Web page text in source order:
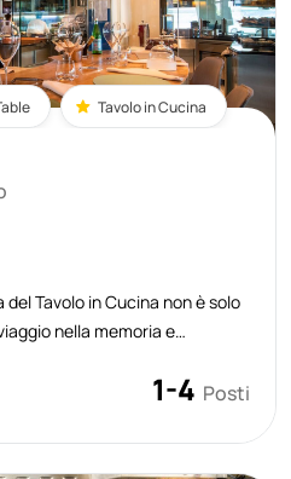
Tavolo in Cucina
del Tavolo in Cucina non è solo
nella memoria e
autentico: «Vivere1-4 Posti